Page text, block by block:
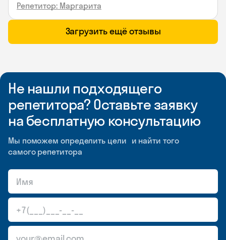
Репетитор: Маргарита
Загрузить ещё отзывы
Не нашли подходящего
репетитора? Оставьте заявку
на бесплатную консультацию
Мы поможем определить цели и найти того
самого репетитора